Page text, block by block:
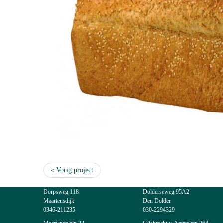
« Vorig project
Dorpsweg 118
Maartensdijk
0346-211235
Dolderseweg 95A2
Den Dolder
030-2294329